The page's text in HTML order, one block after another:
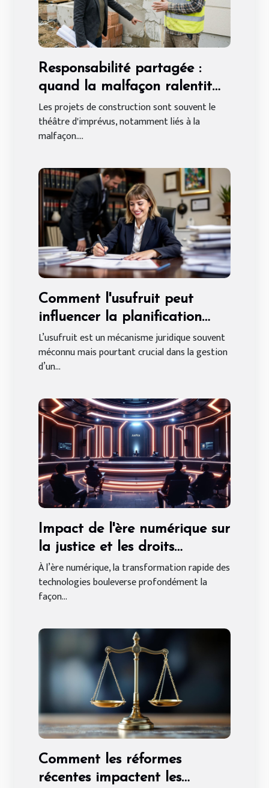
Responsabilité partagée :
quand la malfaçon ralentit
votre chantier, qui paye
vraiment ?
Les projets de construction sont souvent le
théâtre d'imprévus, notamment liés à la
malfaçon....
Comment l'usufruit peut
influencer la planification
successorale après un divorce
?
L’usufruit est un mécanisme juridique souvent
méconnu mais pourtant crucial dans la gestion
d’un...
Impact de l'ère numérique sur
la justice et les droits
individuels
À l’ère numérique, la transformation rapide des
technologies bouleverse profondément la
façon...
Comment les réformes
récentes impactent les